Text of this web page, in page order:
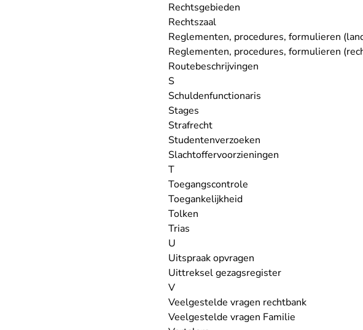
Rechtsgebieden
Rechtszaal
Reglementen, procedures, formulieren
Reglementen, procedures, formulieren
Routebeschrijvingen
S
Schuldenfunctionaris
Stages
Strafrecht
Studentenverzoeken
Slachtoffervoorzieningen
T
Toegangscontrole
Toegankelijkheid
Tolken
Trias
U
Uitspraak opvragen
Uittreksel gezagsregister
V
Veelgestelde vragen rechtbank
Veelgestelde vragen Familie